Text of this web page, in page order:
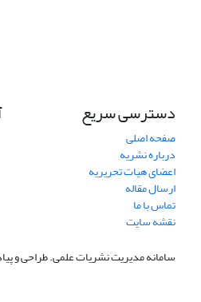
دسترسی سریع
صفحه اصلی
درباره نشریه
اعضای هیات تحریریه
ارسال مقاله
تماس با ما
نقشه سایت
سامانه مدیریت نشریات علمی.طراحی و